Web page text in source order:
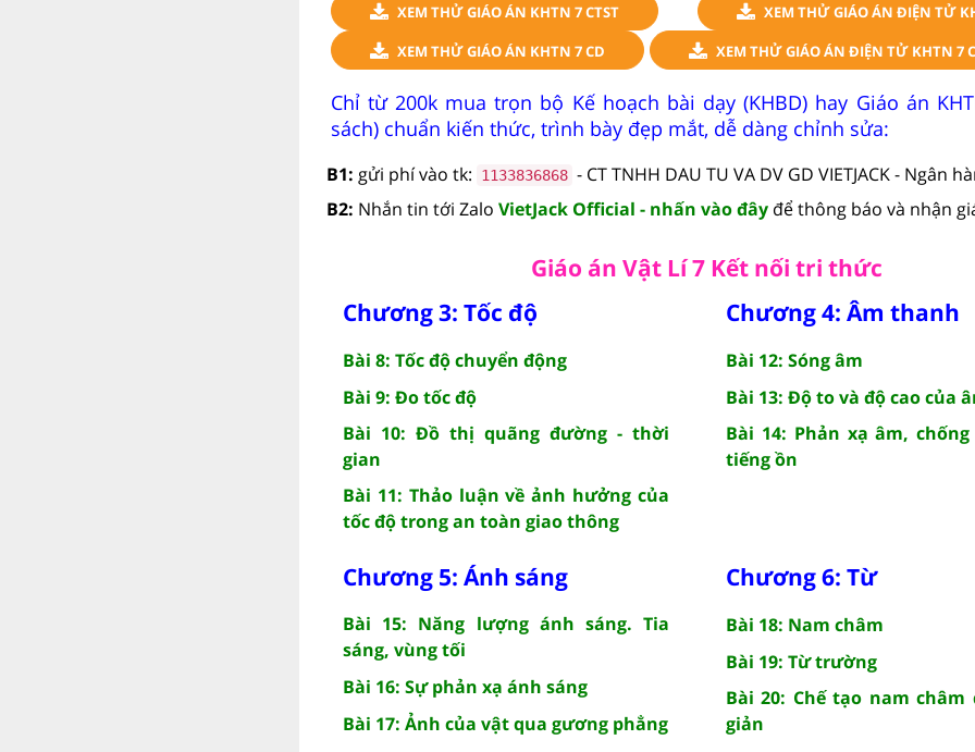
XEM THỬ GIÁO ÁN KHTN 7 CTST
XEM THỬ GIÁO ÁN ĐIỆN TỬ
XEM THỬ GIÁO ÁN KHTN 7 CD
XEM THỬ GIÁO ÁN ĐIỆN TỬ KHTN 7
Chỉ từ 200k mua trọn bộ Kế hoạch bài dạy (KHBD) hay Giáo án
sách) chuẩn kiến thức, trình bày đẹp mắt, dễ dàng chỉnh sửa:
B1: gửi phí vào tk: 1133836868 - CT TNHH DAU TU VA DV GD VIETJACK - Ngân
B2: Nhắn tin tới Zalo VietJack Official - nhấn vào đây để thông báo và nhận
Giáo án Vật Lí 7 Kết nối tri thức
Chương 3: Tốc độ
Bài 8: Tốc độ chuyển động
Bài 9: Đo tốc độ
Bài 10: Đồ thị quãng đường - thời
gian
Bài 11: Thảo luận về ảnh hưởng của
tốc độ trong an toàn giao thông
Chương 4: Âm thanh
Bài 12: Sóng âm
Bài 13: Độ to và độ cao của
Bài 14: Phản xạ âm,
tiếng ồn
Chương 5: Ánh sáng
Bài 15: Năng lượng ánh sáng. Tia
sáng, vùng tối
Bài 16: Sự phản xạ ánh sáng
Bài 17: Ảnh của vật qua gương phẳng
Chương 6: Từ
Bài 18: Nam châm
Bài 19: Từ trường
Bài 20: Chế tạo nam châm
giản